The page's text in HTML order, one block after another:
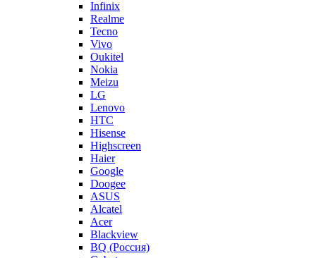
Infinix
Realme
Tecno
Vivo
Oukitel
Nokia
Meizu
LG
Lenovo
HTC
Hisense
Highscreen
Haier
Google
Doogee
ASUS
Alcatel
Acer
Blackview
BQ (Россия)